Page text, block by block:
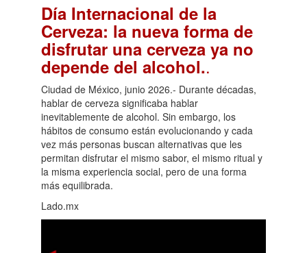
Día Internacional de la
Cerveza: la nueva forma de
disfrutar una cerveza ya no
depende del alcohol..
Ciudad de México, junio 2026.- Durante décadas,
hablar de cerveza significaba hablar
inevitablemente de alcohol. Sin embargo, los
hábitos de consumo están evolucionando y cada
vez más personas buscan alternativas que les
permitan disfrutar el mismo sabor, el mismo ritual y
la misma experiencia social, pero de una forma
más equilibrada.
Lado.mx